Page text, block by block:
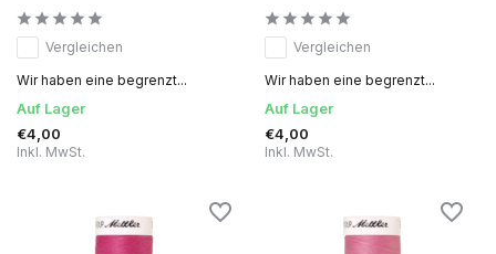
Vergleichen
Wir haben eine begrenzt...
Auf Lager
€4,00
Inkl. MwSt.
Vergleichen
Wir haben eine begrenzt...
Auf Lager
€4,00
Inkl. MwSt.